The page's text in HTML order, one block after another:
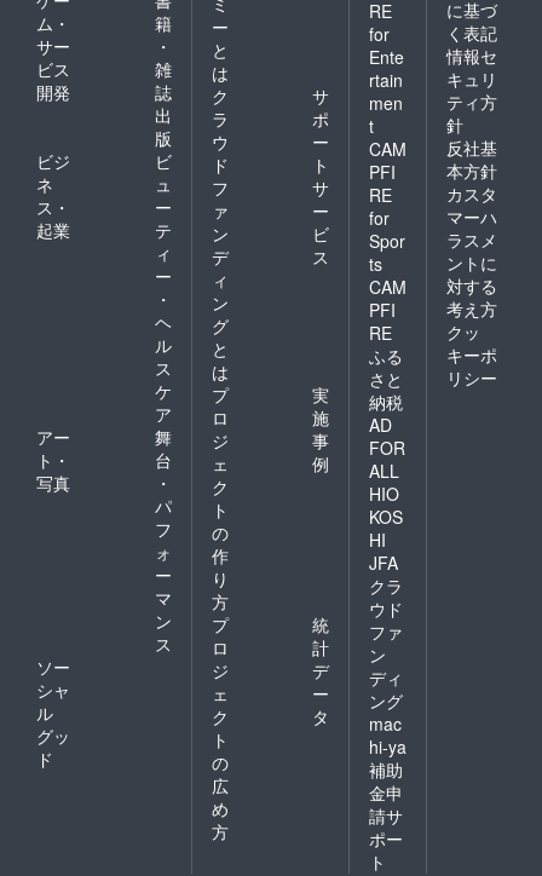
ム・
サー
ビス
開発
籍
・
雑
誌
出
版
ビジ
ネ
ス・
起業
ビ
ュ
ー
テ
ィ
ー
・
ヘ
ル
ス
ケ
ア
アー
ト・
写真
舞
台
・
パ
フ
ォ
ー
マ
ン
ス
ソー
シャ
ル
グッ
ド
ー
と
は
ク
ラ
ウ
ド
フ
ァ
ン
デ
ィ
ン
グ
と
は
サ
ポ
ー
ト
サ
ー
ビ
ス
プ
ロ
ジ
ェ
ク
ト
の
作
り
方
実
施
事
例
プ
ロ
ジ
ェ
ク
ト
の
広
め
方
統
計
デ
ー
タ
RE
for
Ente
rtain
men
t
CAM
PFI
RE
for
Spor
ts
CAM
PFI
RE
ふる
さと
納税
AD
FOR
ALL
HIO
KOS
HI
JFA
クラ
ウド
ファ
ン
ディ
ング
mac
hi-ya
補助
金申
請サ
ポー
ト
に基づ
く表記
情報セ
キュリ
ティ方
針
反社基
本方針
カスタ
マーハ
ラスメ
ントに
対する
考え方
クッ
キーポ
リシー